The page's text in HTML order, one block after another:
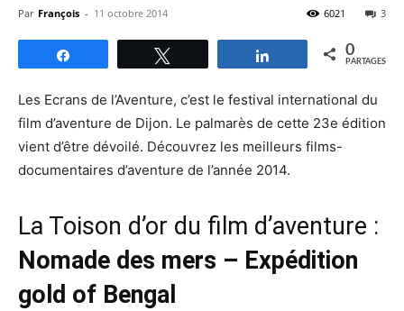
Par François - 11 octobre 2014 3
6021
Partagez 0
PARTAGES
Les Ecrans de l’Aventure, c’est le festival international du
film d’aventure de Dijon. Le palmarès de cette 23e édition
vient d’être dévoilé. Découvrez les meilleurs films-
documentaires d’aventure de l’année 2014.
La Toison d’or du film d’aventure :
Nomade des mers – Expédition
gold of Bengal